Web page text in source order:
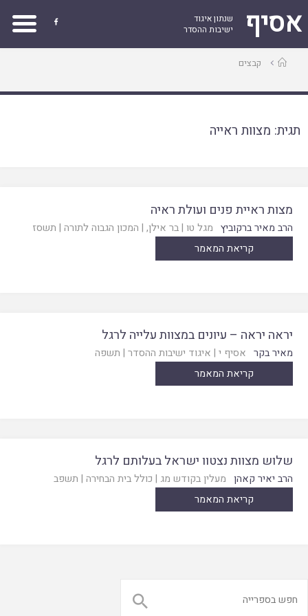
אסיף
שנתון איגוד
ישיבות ההסדר

עמודקבצים
תגית: מצוות ראייה
מצות ראיית פנים ועולת ראיה
הרב מאיר ברקוביץ מגל טו |בר אילן, | המכון הגבוה לתורה | תשסז
קריאת המאמר
יראה יראה – עיונים במצוות עלייה לרגל
מאיר בקר אסיף י | איגוד ישיבות ההסדר | תשפה
קריאת המאמר
שלוש מצוות נצטוו ישראל בעלותם לרגל
הרב יאיר קאהן מעלין בקודש מג | כולל בית הבחירה | תשפב
קריאת המאמר
